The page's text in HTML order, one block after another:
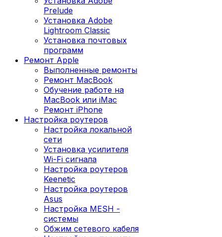
Prelude
Установка Adobe
Lightroom Classic
Установка почтовых
программ
Ремонт Apple
Выполненные ремонты
Ремонт MacBook
Обучение работе на
MacBook или iMac
Ремонт iPhone
Настройка роутеров
Настройка локальной
сети
Установка усилителя
Wi-Fi сигнала
Настройка роутеров
Keenetic
Настройка роутеров
Asus
Настройка MESH -
системы
Обжим сетевого кабеля